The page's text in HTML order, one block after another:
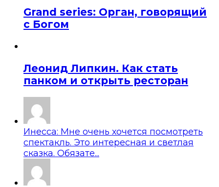
Grand series: Орган, говорящий
с Богом
Леонид Липкин. Как стать
панком и открыть ресторан
Инесса: Мне очень хочется посмотреть
спектакль. Это интересная и светлая
сказка. Обязате...